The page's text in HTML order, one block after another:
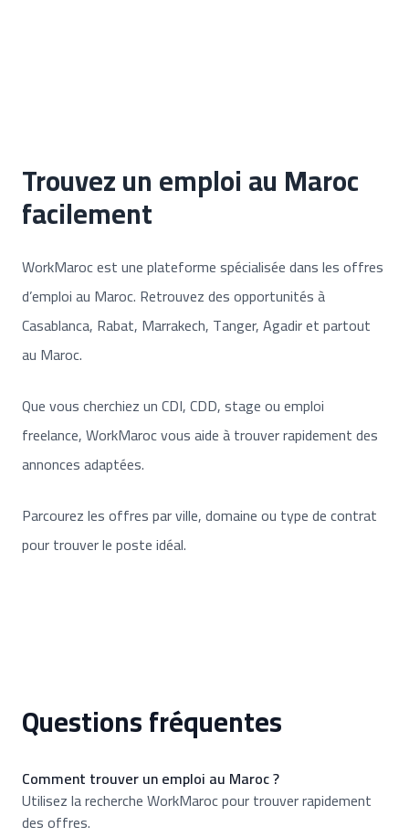
Trouvez un emploi au Maroc
facilement
WorkMaroc est une plateforme spécialisée dans les offres
d’emploi au Maroc. Retrouvez des opportunités à
Casablanca, Rabat, Marrakech, Tanger, Agadir et partout
au Maroc.
Que vous cherchiez un CDI, CDD, stage ou emploi
freelance, WorkMaroc vous aide à trouver rapidement des
annonces adaptées.
Parcourez les offres par ville, domaine ou type de contrat
pour trouver le poste idéal.
Questions fréquentes
Comment trouver un emploi au Maroc ?
Utilisez la recherche WorkMaroc pour trouver rapidement
des offres.